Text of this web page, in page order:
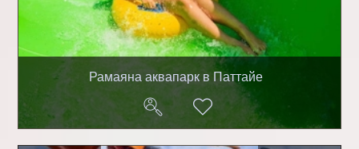
Рамаяна аквапарк в Паттайе